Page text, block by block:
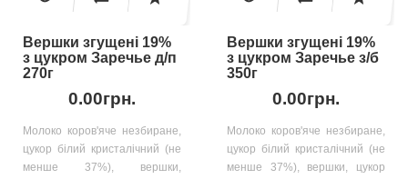
Вершки згущені 19%
з цукром Заречье д/п
270г
0.00грн.
Молоко коров'яче незбиране,
цукор білий кристалічний (не
менше 37%), вершки,
Вершки згущені 19%
з цукром Заречье з/б
350г
0.00грн.
Молоко коров'яче незбиране,
цукор білий кристалічний (не
менше 37%), вершки, цукор